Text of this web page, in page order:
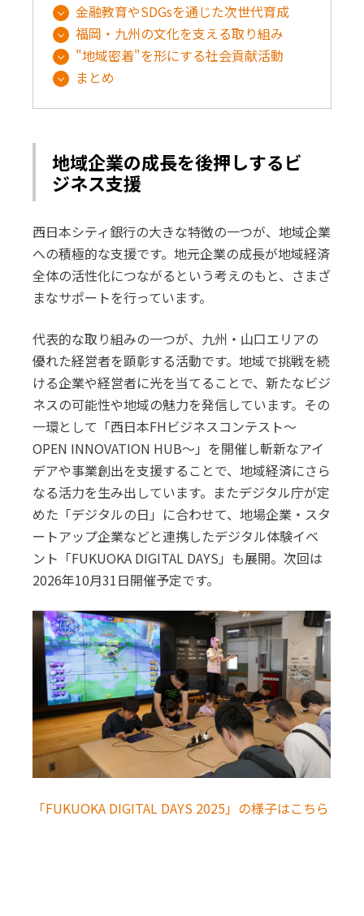
金融教育やSDGsを通じた次世代育成
福岡・九州の文化を支える取り組み
"地域密着"を形にする社会貢献活動
まとめ
地域企業の成長を後押しするビ
ジネス支援
西日本シティ銀行の大きな特徴の一つが、地域企業
への積極的な支援です。地元企業の成長が地域経済
全体の活性化につながるという考えのもと、さまざ
まなサポートを行っています。
代表的な取り組みの一つが、九州・山口エリアの
優れた経営者を顕彰する活動です。地域で挑戦を続
ける企業や経営者に光を当てることで、新たなビジ
ネスの可能性や地域の魅力を発信しています。その
一環として「西日本FHビジネスコンテスト〜
OPEN INNOVATION HUB〜」を開催し斬新なアイ
デアや事業創出を支援することで、地域経済にさら
なる活力を生み出しています。またデジタル庁が定
めた「デジタルの日」に合わせて、地場企業・スタ
ートアップ企業などと連携したデジタル体験イベ
ント「FUKUOKA DIGITAL DAYS」も展開。次回は
2026年10月31日開催予定です。
「FUKUOKA DIGITAL DAYS 2025」の様子はこちら